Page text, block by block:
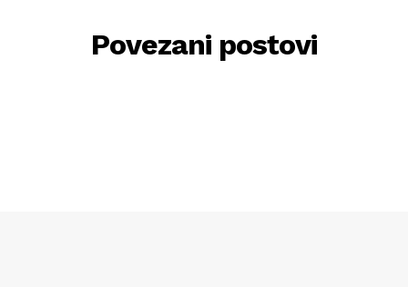
Povezani postovi